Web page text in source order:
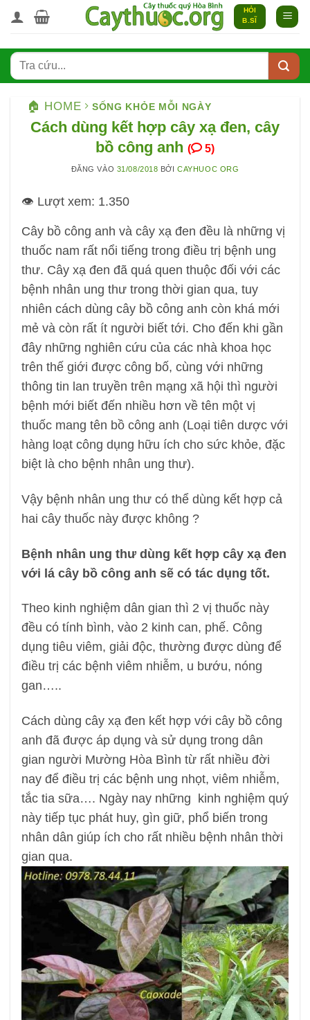
qua
dung
HỎI
B.SĨ
🏠 HOME SỐNG KHỎE MỖI NGÀY
Cách dùng kết hợp cây xạ đen, cây
bồ công anh ( 5)
ĐĂNG VÀO 31/08/2018 BỞICAYHUOC ORG
👁️ Lượt xem: 1.350
Cây bồ công anh và cây xạ đen đều là những vị
thuốc nam rất nổi tiếng trong điều trị bệnh ung
thư. Cây xạ đen đã quá quen thuộc đối với các
bệnh nhân ung thư trong thời gian qua, tuy
nhiên cách dùng cây bồ công anh còn khá mới
mẻ và còn rất ít người biết tới. Cho đến khi gần
đây những nghiên cứu của các nhà khoa học
trên thế giới được công bố, cùng với những
thông tin lan truyền trên mạng xã hội thì người
bệnh mới biết đến nhiều hơn về tên một vị
thuốc mang tên bồ công anh (Loại tiên dược với
hàng loạt công dụng hữu ích cho sức khỏe, đặc
biệt là cho bệnh nhân ung thư).
Vậy bệnh nhân ung thư có thể dùng kết hợp cả
hai cây thuốc này được không ?
Bệnh nhân ung thư dùng kết hợp cây xạ đen
với lá cây bồ công anh sẽ có tác dụng tốt.
Theo kinh nghiệm dân gian thì 2 vị thuốc này
đều có tính bình, vào 2 kinh can, phế. Công
dụng tiêu viêm, giải độc, thường được dùng để
điều trị các bệnh viêm nhiễm, u bướu, nóng
gan…..
Cách dùng cây xạ đen kết hợp với cây bồ công
anh đã được áp dụng và sử dụng trong dân
gian người Mường Hòa Bình từ rất nhiều đời
nay để điều trị các bệnh ung nhọt, viêm nhiễm,
tắc tia sữa…. Ngày nay những kinh nghiệm quý
này tiếp tục phát huy, gìn giữ, phổ biến trong
nhân dân giúp ích cho rất nhiều bệnh nhân thời
gian qua.